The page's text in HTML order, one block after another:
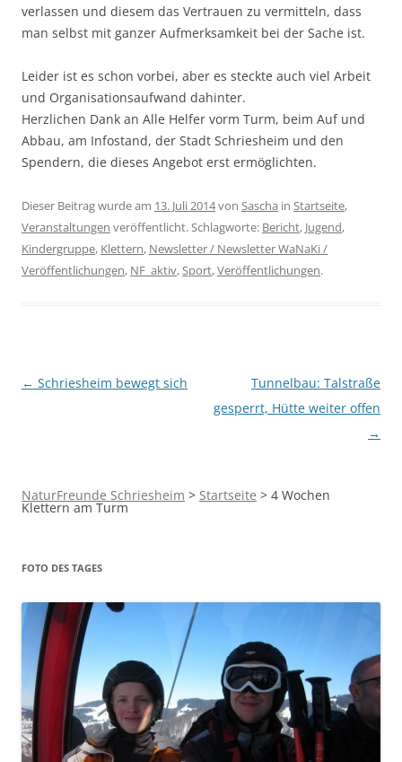
verlassen und diesem das Vertrauen zu vermitteln, dass
man selbst mit ganzer Aufmerksamkeit bei der Sache ist.
Leider ist es schon vorbei, aber es steckte auch viel Arbeit
und Organisationsaufwand dahinter.
Herzlichen Dank an Alle Helfer vorm Turm, beim Auf und
Abbau, am Infostand, der Stadt Schriesheim und den
Spendern, die dieses Angebot erst ermöglichten.
Dieser Beitrag wurde am 13. Juli 2014von Sascha in Startseite,
Veranstaltungen veröffentlicht. Schlagworte: Bericht, Jugend,
Kindergruppe, Klettern, Newsletter / Newsletter WaNaKi /
Veröffentlichungen, NF_aktiv,Sport,Veröffentlichungen.
Beitragsnavigation
← Schriesheim bewegt sich
Tunnelbau: Talstraße
gesperrt, Hütte weiter offen
→
NaturFreunde Schriesheim > Startseite > 4 Wochen
Klettern am Turm
FOTO DES TAGES